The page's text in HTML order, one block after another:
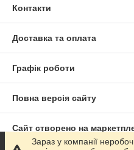
Контакти
Доставка та оплата
Графік роботи
Повна версія сайту
Сайт створено на
Зараз у компанії